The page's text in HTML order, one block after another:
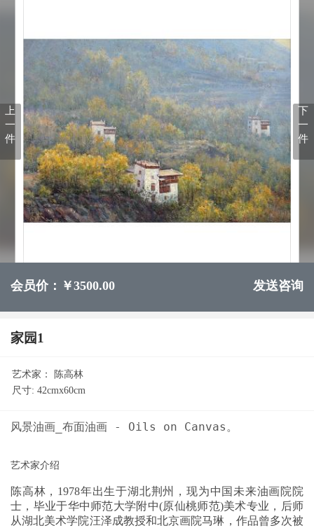
上
一
件
下
一
件
会员价：￥3500.00 发送咨询
家园1
艺术家：
陈高林
尺寸: 42cmx60cm
陈高林，1978年出生于湖北荆州， 现为中国未来油画院院
士，毕业于华中师范大学附中(原仙桃师范)美术专业 ，后师
从湖北美术学院汪泽成教授和北京画院马琳，作品曾多次被